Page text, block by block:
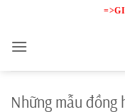
content
Những mẫu đồng